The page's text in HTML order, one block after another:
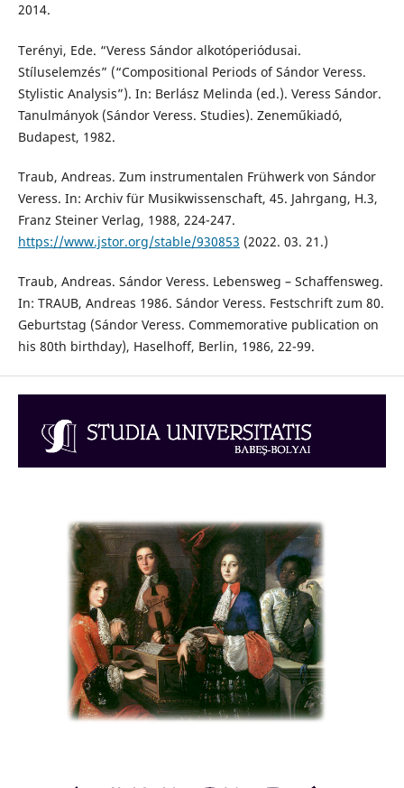
2014.
Terényi, Ede. “Veress Sándor alkotóperiódusai.
Stíluselemzés” (“Compositional Periods of Sándor Veress.
Stylistic Analysis”). In: Berlász Melinda (ed.). Veress Sándor.
Tanulmányok (Sándor Veress. Studies). Zeneműkiadó,
Budapest, 1982.
Traub, Andreas. Zum instrumentalen Frühwerk von Sándor
Veress. In: Archiv für Musikwissenschaft, 45. Jahrgang, H.3,
Franz Steiner Verlag, 1988, 224-247.
https://www.jstor.org/stable/930853 (2022. 03. 21.)
Traub, Andreas. Sándor Veress. Lebensweg – Schaffensweg.
In: TRAUB, Andreas 1986. Sándor Veress. Festschrift zum 80.
Geburtstag (Sándor Veress. Commemorative publication on
his 80th birthday), Haselhoff, Berlin, 1986, 22-99.